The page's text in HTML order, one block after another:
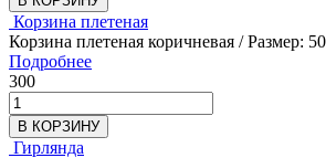
Корзина плетеная
Корзина плетеная коричневая / Размер:
Подробнее
300
В КОРЗИНУ
Гирлянда